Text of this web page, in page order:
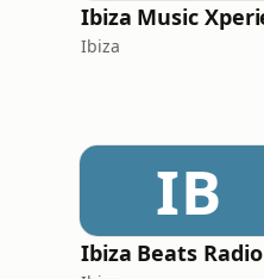
Ibiza
IB
Ibiza Beats Radio